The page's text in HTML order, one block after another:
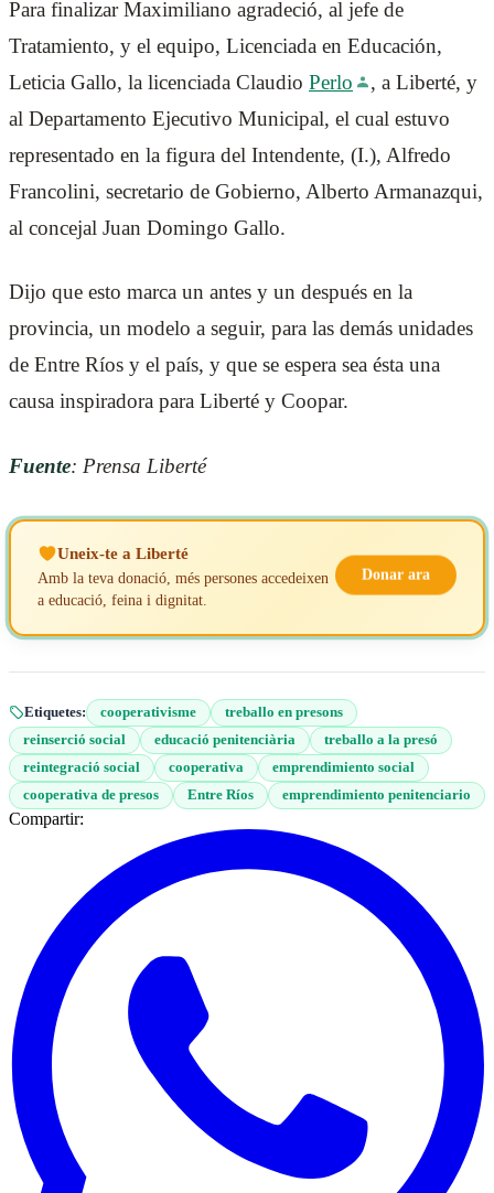
Para finalizar Maximiliano agradeció, al jefe de
Tratamiento, y el equipo, Licenciada en Educación,
Leticia Gallo, la licenciada Claudio Perlo
, a Liberté, y
al Departamento Ejecutivo Municipal, el cual estuvo
representado en la figura del Intendente, (I.), Alfredo
Francolini, secretario de Gobierno, Alberto Armanazqui,
al concejal Juan Domingo Gallo.
Dijo que esto marca un antes y un después en la
provincia, un modelo a seguir, para las demás unidades
de Entre Ríos y el país, y que se espera sea ésta una
causa inspiradora para Liberté y Coopar.
Fuente: Prensa Liberté
Uneix-te a Liberté
Amb la teva donació, més persones accedeixen
a educació, feina i dignitat.
Donar ara
Etiquetes: cooperativisme
treballo en presons
reinserció social
educació penitenciària
treballo a la presó
reintegració social
cooperativa
emprendimiento social
cooperativa de presos
Entre Ríos emprendimiento penitenciario
Compartir: